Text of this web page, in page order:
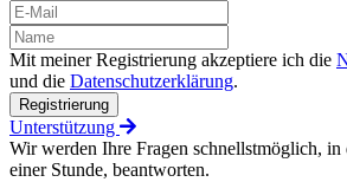
Mit meiner Registrierung akzeptiere ich die
und die Datenschutzerklärung.
Registrierung
Unterstützung
Wir werden Ihre Fragen schnellstmöglich, in
einer Stunde, beantworten.